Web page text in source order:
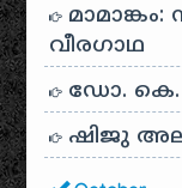
വീരഗാഥ
ഡോ. കെ.
ഷിജു